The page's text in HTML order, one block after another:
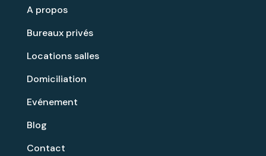
A propos
Bureaux privés
Locations salles
Domiciliation
Evénement
Blog
Contact